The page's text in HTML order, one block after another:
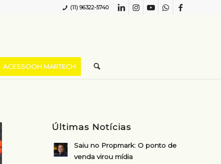
(11) 96322-5740
ACESSOOH MARTECH
Últimas Notícias
Saiu no Propmark: O ponto de
venda virou mídia